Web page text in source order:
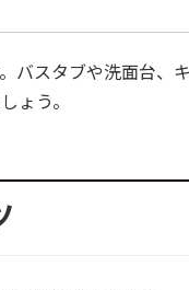
バスタブや洗面台、
ょう。